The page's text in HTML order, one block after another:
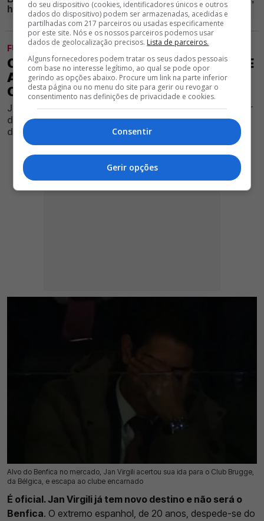
FUTEBOL
OFICIAL! AVANÇADO ESPANHOL FOGE
AO BENFICA E RUMA À BÉLGICA PELA
CLÁUSULA DE 12M
Jogador esteve na lista dos encarnados, mas optou por
dar continuidade a sua carreira em solo belga, onde
deverá ter mais tempo entre os titulares
Alvo do Benfica no mercado, Jan Virgili acertou sua ida para o Club Brugge,
da Bélgica, e escapa ao clube encarnado
09 Ago 2026 | 13:51 | 0
É oficial. Jan Virgili já tem novo destino e não será o
Benfica. O extremo espanhol, de 20 anos, despede-se do
do seu dispositivo (cookies, identificadores únicos e outros
dados do dispositivo) podem ser armazenadas, acedidas e
partilhadas com 217 parceiros ou usadas especificamente
por este site. Nós e os nossos parceiros podemos usar
dados de geolocalização precisos. Lista de parceiros.
Alguns fornecedores podem tratar os seus dados pessoais
com base no interesse legítimo, ao qual se pode opor
gerindo as opções abaixo. Procure um link na parte inferior
desta página ou no menu do site para gerir ou revogar o
consentimento nas definições de privacidade e cookies.
Consentir
Gerir opções